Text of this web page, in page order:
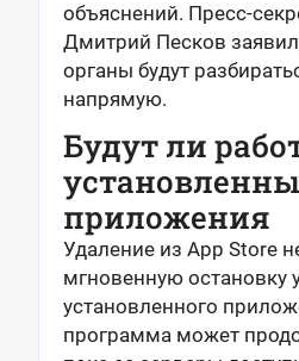
объяснений. Пресс-
Дмитрий Песков
органы будут
напрямую.
Будут ли
приложения
Удаление из App Store
мгновенную остановку
установленного
программа может